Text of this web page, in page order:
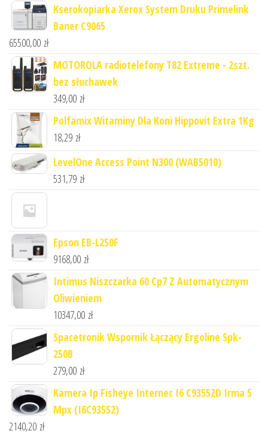
Kserokopiarka Xerox System Druku Primelink
Baner C9065
65500,00 zł
MOTOROLA radiotelefony T82 Extreme - 2szt.
bez słuchawek
349,00 zł
Polfamix Witaminy Dla Koni Hippovit Extra 1Kg
18,29 zł
LevelOne Access Point N300 (WAB5010)
531,79 zł
Epson EB-L250F
9168,00 zł
Intimus Niszczarka 60 Cp7 Z Automatycznym
Oliwieniem
10347,00 zł
Spacetronik Wspornik Łączący Ergoline Spk-
250B
279,00 zł
Kamera Ip Fisheye Internec I6 C93552D Irma 5
Mpx (I6C93552)
2140,20 zł